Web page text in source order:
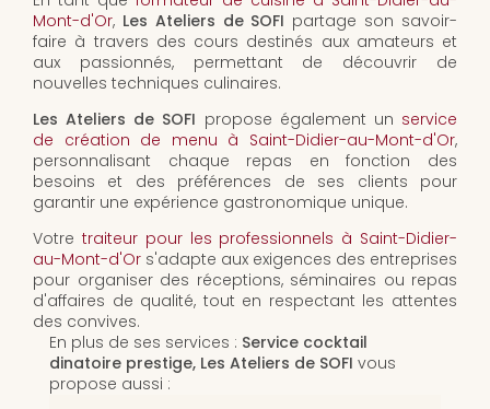
Mont-d'Or, Les Ateliers de SOFI partage son savoir-
faire à travers des cours destinés aux amateurs et
aux passionnés, permettant de découvrir de
nouvelles techniques culinaires.
Les Ateliers de SOFI propose également un service
de création de menu à Saint-Didier-au-Mont-d'Or,
personnalisant chaque repas en fonction des
besoins et des préférences de ses clients pour
garantir une expérience gastronomique unique.
Votre traiteur pour les professionnels à Saint-Didier-
au-Mont-d'Or s'adapte aux exigences des entreprises
pour organiser des réceptions, séminaires ou repas
d'affaires de qualité, tout en respectant les attentes
des convives.
En plus de ses services : Service cocktail
dinatoire prestige, Les Ateliers de SOFI vous
propose aussi :